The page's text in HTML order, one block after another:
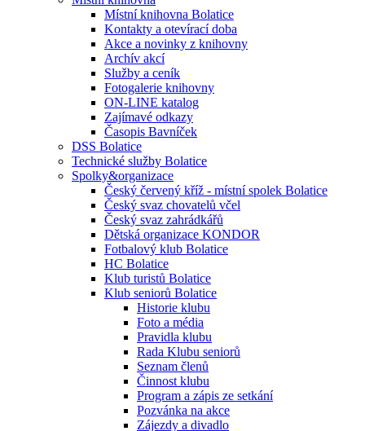
Místní knihovna Bolatice
Kontakty a otevírací doba
Akce a novinky z knihovny
Archív akcí
Služby a ceník
Fotogalerie knihovny
ON-LINE katalog
Zajímavé odkazy
Časopis Bavníček
DSS Bolatice
Technické služby Bolatice
Spolky&organizace
Český červený kříž - místní spolek Bolatice
Český svaz chovatelů včel
Český svaz zahrádkářů
Dětská organizace KONDOR
Fotbalový klub Bolatice
HC Bolatice
Klub turistů Bolatice
Klub seniorů Bolatice
Historie klubu
Foto a média
Pravidla klubu
Rada Klubu seniorů
Seznam členů
Činnost klubu
Program a zápis ze setkání
Pozvánka na akce
Zájezdy a divadlo